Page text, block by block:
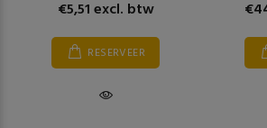
€5,51 excl. btw
RESERVEER